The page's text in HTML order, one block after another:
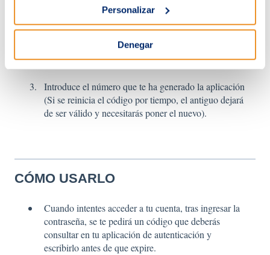
Personalizar
Denegar
En tu aplicación de autenticación, elije la opción
"Escanear un código QR" y utiliza tu aplicación para
escanearlo.
Introduce el número que te ha generado la aplicación
(Si se reinicia el código por tiempo, el antiguo dejará
de ser válido y necesitarás poner el nuevo).
CÓMO USARLO
Cuando intentes acceder a tu cuenta, tras ingresar la
contraseña, se te pedirá un código que deberás
consultar en tu aplicación de autenticación y
escribirlo antes de que expire.